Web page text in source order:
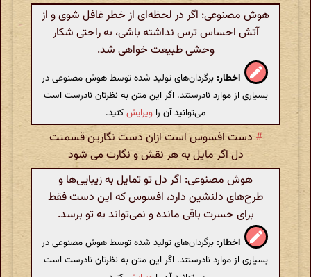
هوش مصنوعی: اگر در لحظه‌ای از خطر غافل شوی و از
آتش احساس ترس نداشته باشی، به راحتی شکار
وحشی طبیعت خواهی شد.
اخطار: برگردان‌های تولید شده توسط هوش مصنوعی در
بسیاری از موارد نادرستند. اگر این متن به نظرتان نادرست است
می‌توانید آن را ویرایشکنید.
#دست افسوس است ازان دست نگارین قسمتت
دل اگر مایل به هر نقش و نگارت می شود
هوش مصنوعی: اگر دل تو تمایل به زیبایی‌ها و
طرح‌های دلنشین دارد، افسوس که این دست فقط
برای حسرت باقی مانده و نمی‌تواند به تو برسد.
اخطار: برگردان‌های تولید شده توسط هوش مصنوعی در
بسیاری از موارد نادرستند. اگر این متن به نظرتان نادرست است